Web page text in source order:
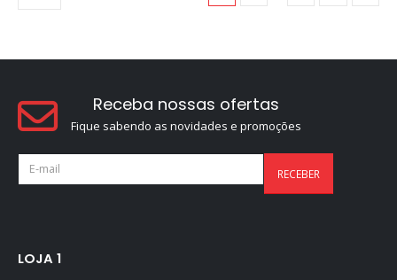
Receba nossas ofertas
Fique sabendo as novidades e promoções
LOJA 1